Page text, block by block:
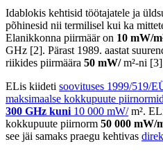
Idablokis kehtisid töötajatele ja
põhinesid nii termilisel kui ka
Elanikkonna piirmäär on 10 mW/
GHz [2]. Pärast 1989. aastat
riikides piirmäära 50 mW/m²-ni
ELis kiideti soovituses 1999/519/
maksimaalse kokkupuute
300 GHz kuni 10 000 mW/m².
kokkupuute piirnorm 50 000 mW/
see jäi samaks praegu kehtivas